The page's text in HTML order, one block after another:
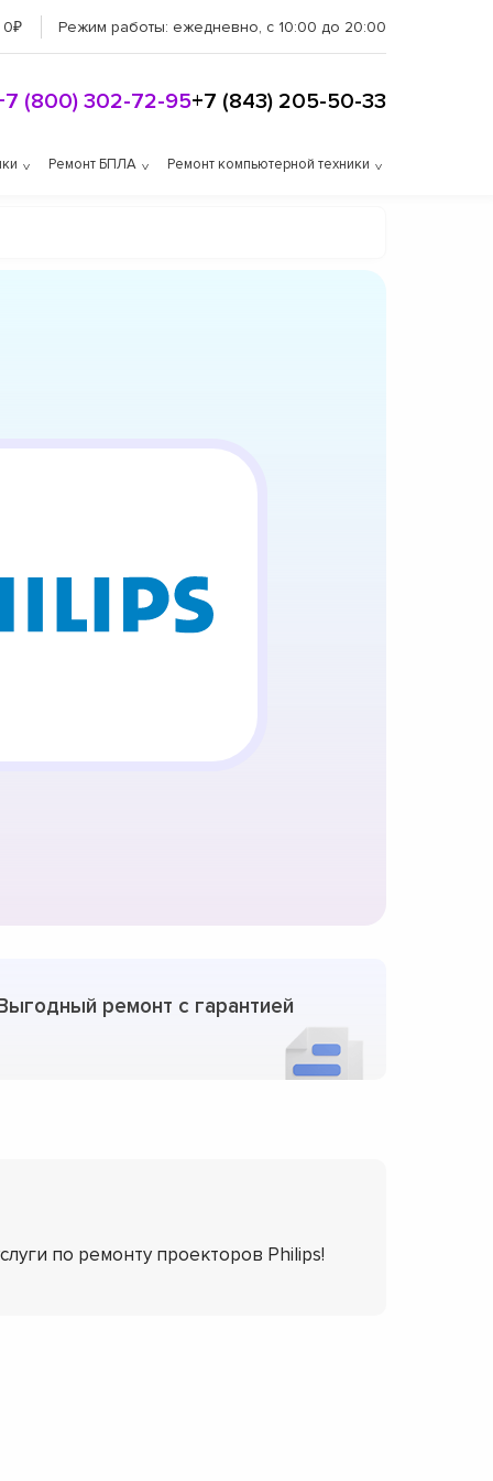
0₽ Режим работы: ежедневно, с 10:00 до 20:00
(800) 302-72-95+7 (843) 205-50-33
Ремонт БПЛА Ремонт компьютерной техники
ремонт с гарантией
по ремонту проекторов Philips!